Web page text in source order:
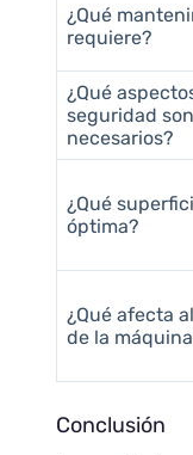
¿Qué
requiere?
¿Qué
seguridad son
necesarios?
¿Qué
óptima?
¿Qué afecta
de la
Conclusión